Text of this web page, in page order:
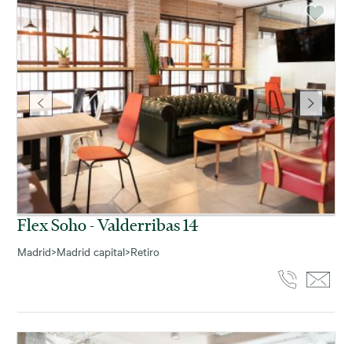
Flex Soho - Valderribas 14
Madrid>Madrid capital>Retiro